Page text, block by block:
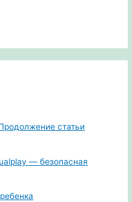
статьи
— безопасная